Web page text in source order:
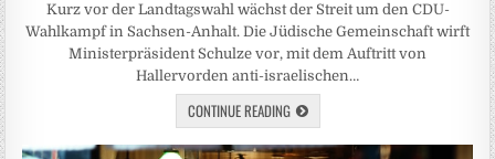
Kurz vor der Landtagswahl wächst der Streit um den CDU-
Wahlkampf in Sachsen-Anhalt. Die Jüdische Gemeinschaft wirft
Ministerpräsident Schulze vor, mit dem Auftritt von
Hallervorden anti-israelischen…
CONTINUE READING